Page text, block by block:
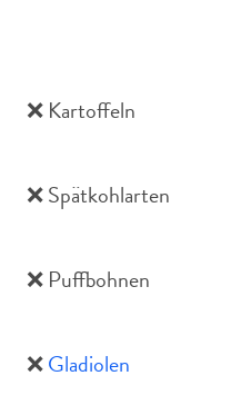
❌ Kartoffeln
❌ Spätkohlarten
❌ Puffbohnen
❌Gladiolen